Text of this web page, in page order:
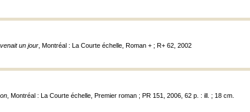
un jour , Montréal : La Courte échelle, Roman + ; R+ 62, 2002
, Montréal : La Courte échelle, Premier roman ; PR 151, 2006, 62 p. : ill. ; 18 cm.